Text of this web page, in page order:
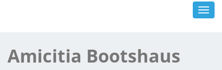
Amicitia Bootshaus